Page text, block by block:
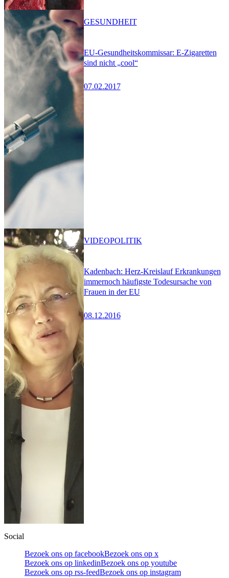
EU-Gesundheitskommissar: E-Zigaretten
sind nicht „cool“
07.02.2017
GESUNDHEIT
Kadenbach: Herz-Kreislauf Erkrankungen
immernoch häufigste Todesursache von
Frauen in der EU
08.12.2016
VIDEOPOLITIK
Social
Bezoek ons op facebookBezoek ons op x
Bezoek ons op linkedinBezoek ons op youtube
Bezoek ons op rss-feedBezoek ons op instagram